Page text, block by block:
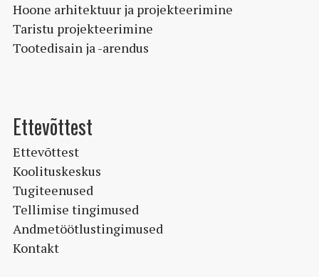
Hoone arhitektuur ja projekteerimine
Taristu projekteerimine
Tootedisain ja -arendus
Ettevõttest
Ettevõttest
Koolituskeskus
Tugiteenused
Tellimise tingimused
Andmetöötlustingimused
Kontakt